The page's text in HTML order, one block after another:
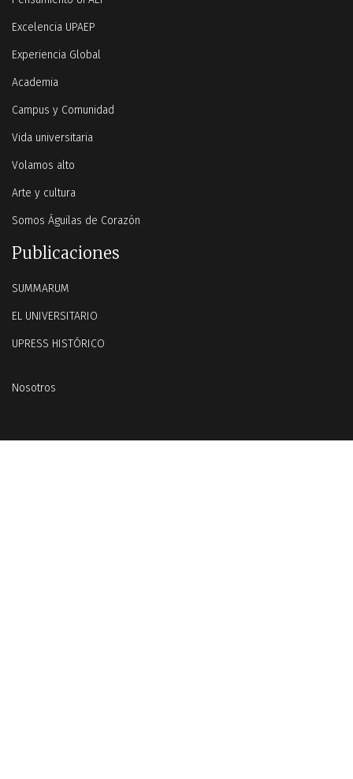
Excelencia UPAEP
Experiencia Global
Academia
Campus y Comunidad
Vida universitaria
Volamos alto
Arte y cultura
Somos Águilas de Corazón
Publicaciones
SUMMARUM
EL UNIVERSITARIO
UPRESS HISTÓRICO
Nosotros